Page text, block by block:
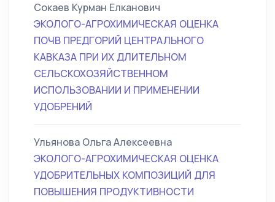
Сокаев Курман Елканович
ЭКОЛОГО-АГРОХИМИЧЕСКАЯ ОЦЕНКА
ПОЧВ ПРЕДГОРИЙ ЦЕНТРАЛЬНОГО
КАВКАЗА ПРИ ИХ ДЛИТЕЛЬНОМ
СЕЛЬСКОХОЗЯЙСТВЕННОМ
ИСПОЛЬЗОВАНИИ И ПРИМЕНЕНИИ
УДОБРЕНИЙ
Ульянова Ольга Алексеевна
ЭКОЛОГО-АГРОХИМИЧЕСКАЯ ОЦЕНКА
УДОБРИТЕЛЬНЫХ КОМПОЗИЦИЙ ДЛЯ
ПОВЫШЕНИЯ ПРОДУКТИВНОСТИ